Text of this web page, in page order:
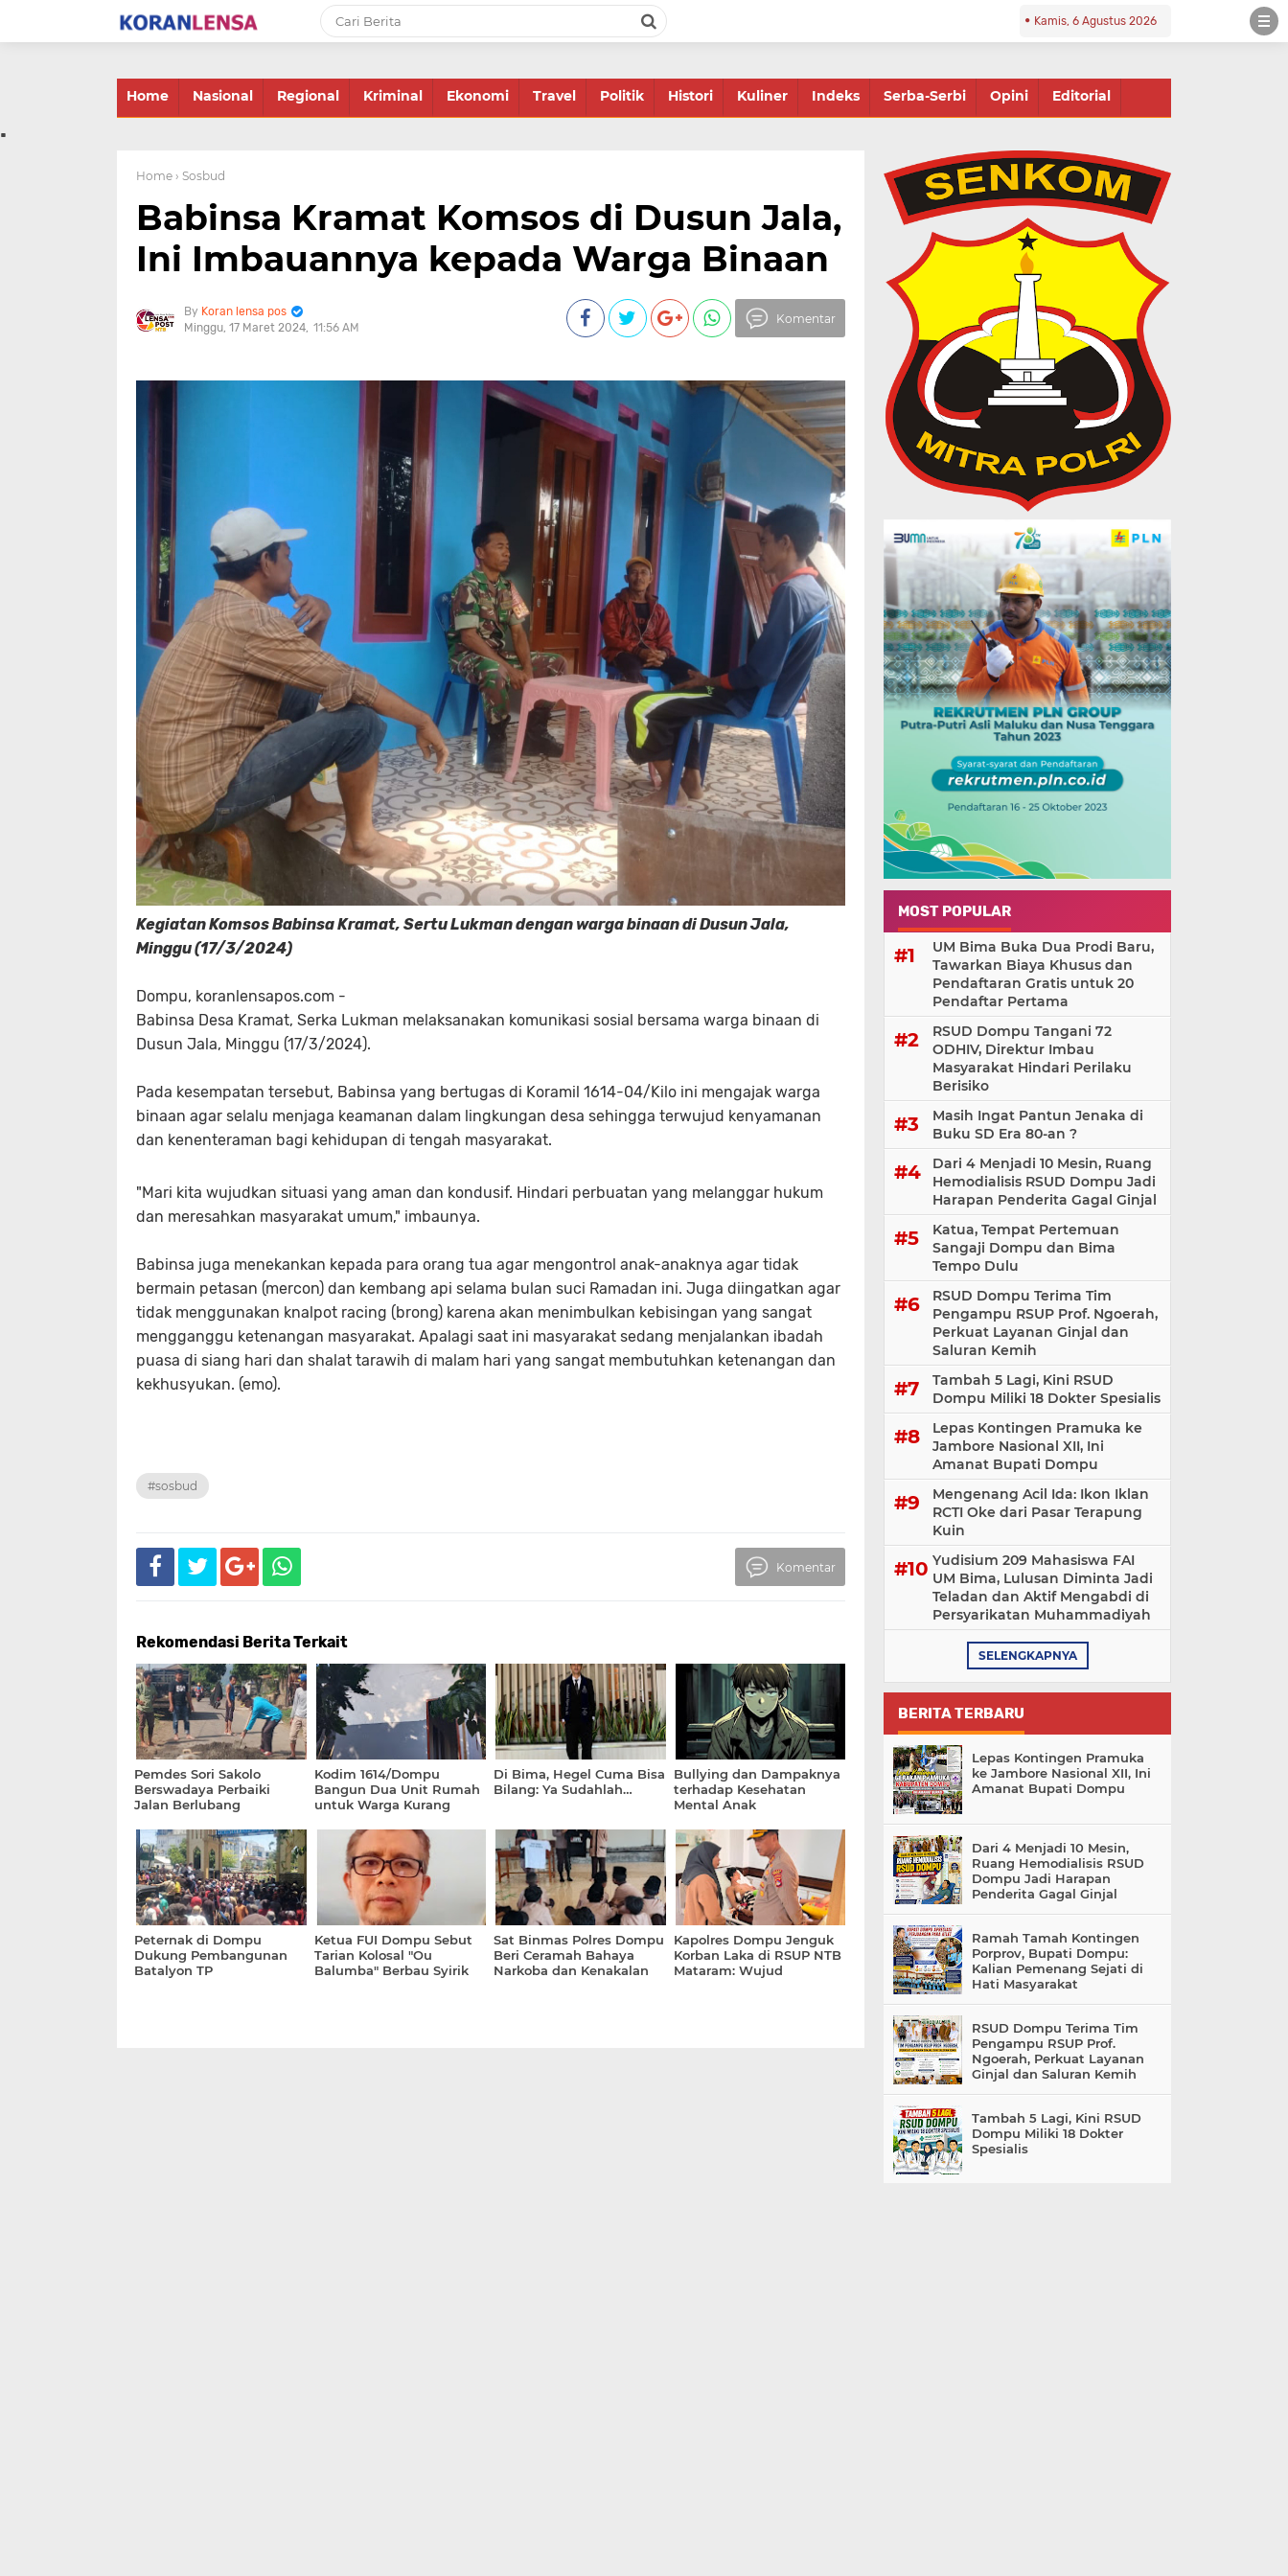
Kamis, 6 Agustus 2026
Home Nasional Regional Kriminal Ekonomi Travel Politik Histori Kuliner Indeks Serba-Serbi Opini Editorial
.
Home › Sosbud
Babinsa Kramat Komsos di Dusun Jala,
Ini Imbauannya kepada Warga Binaan
Koran lensa pos
Minggu, 17 Maret 2024 11:56 AM
Komentar
Kegiatan Komsos Babinsa Kramat, Sertu Lukman dengan warga binaan di Dusun Jala,
Minggu (17/3/2024)
Dompu, koranlensapos.com -
Babinsa Desa Kramat, Serka Lukman melaksanakan komunikasi sosial bersama warga binaan di
Dusun Jala, Minggu (17/3/2024).
Pada kesempatan tersebut, Babinsa yang bertugas di Koramil 1614-04/Kilo ini mengajak warga
binaan agar selalu menjaga keamanan dalam lingkungan desa sehingga terwujud kenyamanan
dan kenenteraman bagi kehidupan di tengah masyarakat.
"Mari kita wujudkan situasi yang aman dan kondusif. Hindari perbuatan yang melanggar hukum
dan meresahkan masyarakat umum," imbaunya.
Babinsa juga menekankan kepada para orang tua agar mengontrol anak-anaknya agar tidak
bermain petasan (mercon) dan kembang api selama bulan suci Ramadan ini. Juga diingatkan agar
tidak menggunakan knalpot racing (brong) karena akan menimbulkan kebisingan yang sangat
mengganggu ketenangan masyarakat. Apalagi saat ini masyarakat sedang menjalankan ibadah
puasa di siang hari dan shalat tarawih di malam hari yang sangat membutuhkan ketenangan dan
kekhusyukan. (emo).
#sosbud
Komentar
Rekomendasi Berita Terkait
Pemdes Sori Sakolo
Berswadaya Perbaiki
Jalan Berlubang
Kodim 1614/Dompu
Bangun Dua Unit Rumah
untuk Warga Kurang
Di Bima, Hegel Cuma Bisa
Bilang: Ya Sudahlah…
Bullying dan Dampaknya
terhadap Kesehatan
Mental Anak
Peternak di Dompu
Dukung Pembangunan
Batalyon TP
Ketua FUI Dompu Sebut
Tarian Kolosal "Ou
Balumba" Berbau Syirik
Sat Binmas Polres Dompu
Beri Ceramah Bahaya
Narkoba dan Kenakalan
Kapolres Dompu Jenguk
Korban Laka di RSUP NTB
Mataram: Wujud
MOST POPULAR
UM Bima Buka Dua Prodi Baru,
Tawarkan Biaya Khusus dan
Pendaftaran Gratis untuk 20
Pendaftar Pertama
RSUD Dompu Tangani 72
ODHIV, Direktur Imbau
Masyarakat Hindari Perilaku
Berisiko
Masih Ingat Pantun Jenaka di
Buku SD Era 80-an ?
Dari 4 Menjadi 10 Mesin, Ruang
Hemodialisis RSUD Dompu Jadi
Harapan Penderita Gagal Ginjal
Katua, Tempat Pertemuan
Sangaji Dompu dan Bima
Tempo Dulu
RSUD Dompu Terima Tim
Pengampu RSUP Prof. Ngoerah,
Perkuat Layanan Ginjal dan
Saluran Kemih
Tambah 5 Lagi, Kini RSUD
Dompu Miliki 18 Dokter Spesialis
Lepas Kontingen Pramuka ke
Jambore Nasional XII, Ini
Amanat Bupati Dompu
Mengenang Acil Ida: Ikon Iklan
RCTI Oke dari Pasar Terapung
Kuin
Yudisium 209 Mahasiswa FAI
UM Bima, Lulusan Diminta Jadi
Teladan dan Aktif Mengabdi di
Persyarikatan Muhammadiyah
SELENGKAPNYA
BERITA TERBARU
Lepas Kontingen Pramuka
ke Jambore Nasional XII, Ini
Amanat Bupati Dompu
Dari 4 Menjadi 10 Mesin,
Ruang Hemodialisis RSUD
Dompu Jadi Harapan
Penderita Gagal Ginjal
Ramah Tamah Kontingen
Porprov, Bupati Dompu:
Kalian Pemenang Sejati di
Hati Masyarakat
RSUD Dompu Terima Tim
Pengampu RSUP Prof.
Ngoerah, Perkuat Layanan
Ginjal dan Saluran Kemih
Tambah 5 Lagi, Kini RSUD
Dompu Miliki 18 Dokter
Spesialis